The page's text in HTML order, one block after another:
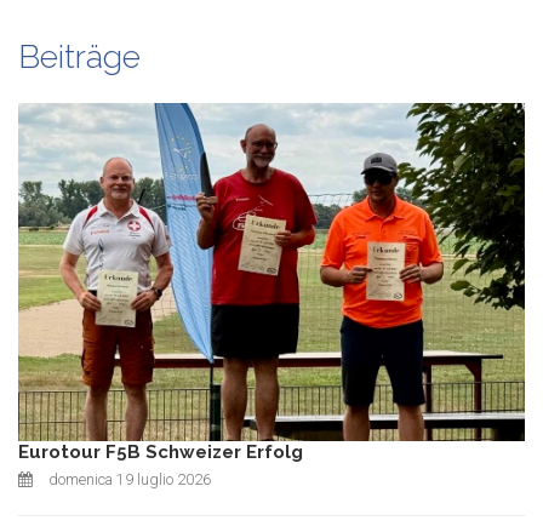
Beiträge
Eurotour F5B Schweizer Erfolg
domenica 19 luglio 2026